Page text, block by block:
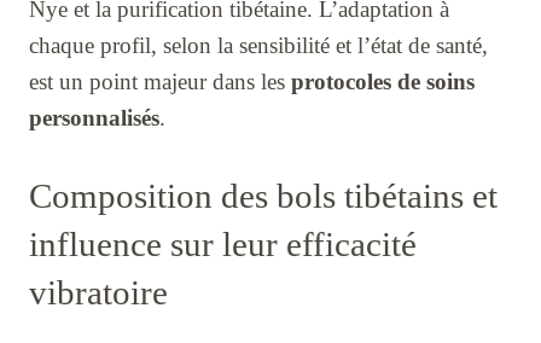
Nye et la purification tibétaine. L’adaptation à
chaque profil, selon la sensibilité et l’état de santé,
est un point majeur dans les protocoles de soins
personnalisés.
Composition des bols tibétains et
influence sur leur efficacité
vibratoire